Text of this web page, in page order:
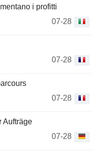
i profitti
07-28
07-28
07-28
Aufträge
07-28